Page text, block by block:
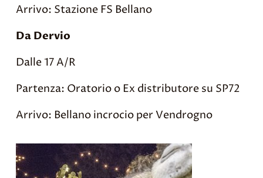
Arrivo: Stazione FS Bellano
Da Dervio
Dalle 17 A/R
Partenza: Oratorio o Ex distributore su SP72
Arrivo: Bellano incrocio per Vendrogno